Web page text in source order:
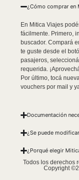
¿Cómo comprar en
En Mitica Viajes
fácilmente. Primero,
buscador. Compará
te guste desde el
pasajeros,
requerida.
Por último, tocá
vouchers por mail y
Documentación
¿Se puede
¿Porqué elegir
Todos los derechos
Copyright